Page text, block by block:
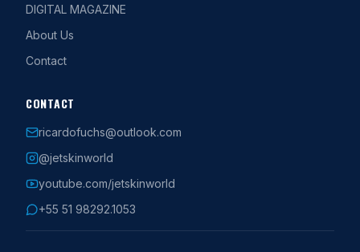
DIGITAL MAGAZINE
About Us
Contact
CONTACT
ricardofuchs@outlook.com
@jetskinworld
youtube.com/jetskinworld
+55 51 98292.1053